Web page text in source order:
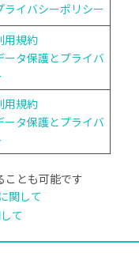
ライバシーポリシー
用規約
ータ保護とプライバ
用規約
ータ保護とプライバ
とも可能です
関して
て